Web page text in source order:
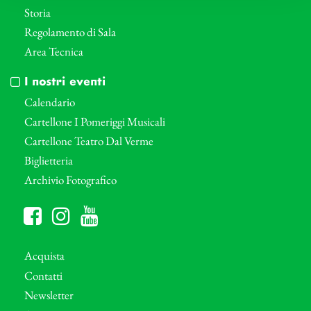
Storia
Regolamento di Sala
Area Tecnica
I nostri eventi
Calendario
Cartellone I Pomeriggi Musicali
Cartellone Teatro Dal Verme
Biglietteria
Archivio Fotografico
Acquista
Contatti
Newsletter